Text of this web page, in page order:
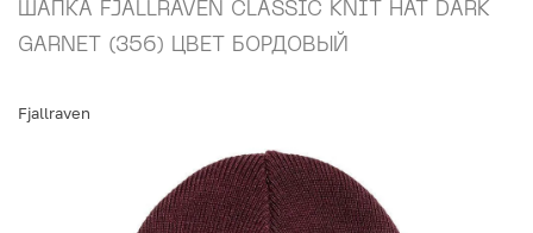
ШАПКА FJALLRAVEN CLASSIC KNIT HAT DARK
GARNET (356) ЦВЕТ БОРДОВЫЙ
Fjallraven